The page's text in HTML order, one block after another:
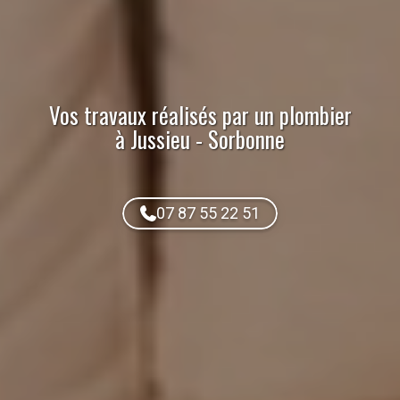
Vos travaux réalisés parun plombier
à Jussieu - Sorbonne
07 87 55 22 51